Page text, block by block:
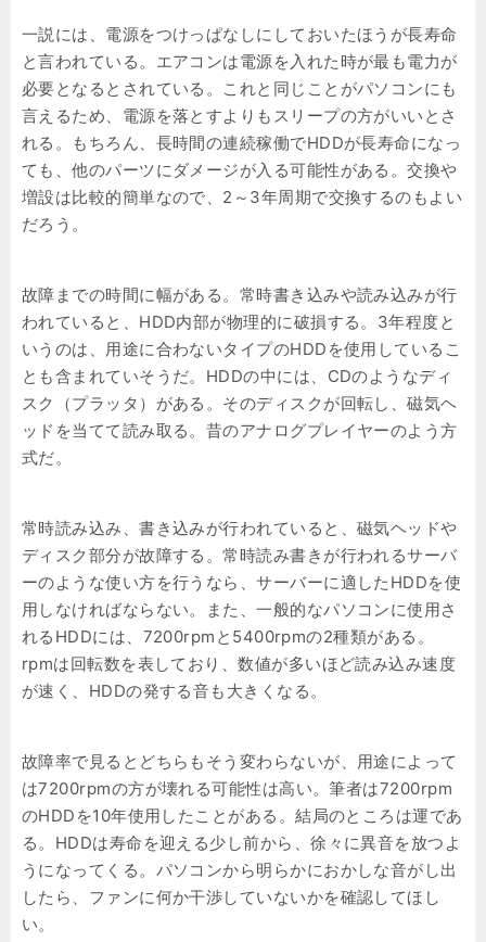
一説には、電源をつけっぱなしにしておいたほうが長寿命
と言われている。エアコンは電源を入れた時が最も電力が
必要となるとされている。これと同じことがパソコンにも
言えるため、電源を落とすよりもスリープの方がいいとさ
れる。もちろん、長時間の連続稼働でHDDが長寿命になっ
ても、他のパーツにダメージが入る可能性がある。交換や
増設は比較的簡単なので、2～3年周期で交換するのもよい
だろう。
故障までの時間に幅がある。常時書き込みや読み込みが行
われていると、HDD内部が物理的に破損する。3年程度と
いうのは、用途に合わないタイプのHDDを使用しているこ
とも含まれていそうだ。HDDの中には、CDのようなディ
スク（プラッタ）がある。そのディスクが回転し、磁気ヘ
ッドを当てて読み取る。昔のアナログプレイヤーのよう方
式だ。
常時読み込み、書き込みが行われていると、磁気ヘッドや
ディスク部分が故障する。常時読み書きが行われるサーバ
ーのような使い方を行うなら、サーバーに適したHDDを使
用しなければならない。また、一般的なパソコンに使用さ
れるHDDには、7200rpmと5400rpmの2種類がある。
rpmは回転数を表しており、数値が多いほど読み込み速度
が速く、HDDの発する音も大きくなる。
故障率で見るとどちらもそう変わらないが、用途によって
は7200rpmの方が壊れる可能性は高い。筆者は7200rpm
のHDDを10年使用したことがある。結局のところは運であ
る。HDDは寿命を迎える少し前から、徐々に異音を放つよ
うになってくる。パソコンから明らかにおかしな音がし出
したら、ファンに何か干渉していないかを確認してほし
い。